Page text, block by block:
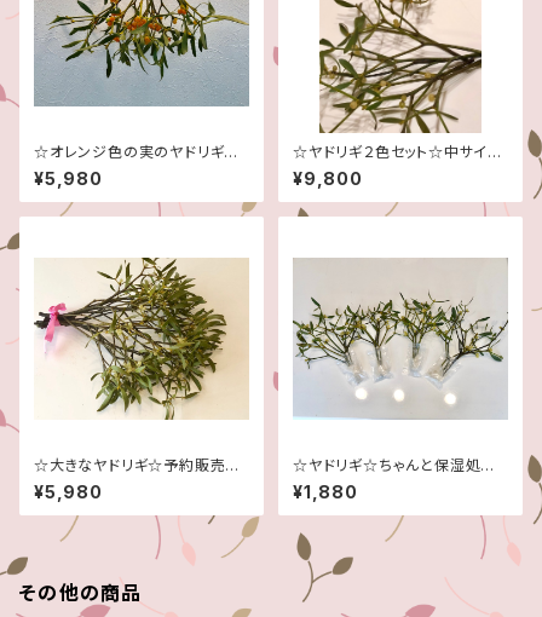
☆オレンジ色の実のヤドリギ☆
希少！☆予約販売☆１１月～２月
頃まで☆
¥5,980
☆ヤドリギ２色セット☆中サイズ
☆予約販売☆１１月～２月頃ま
で☆
¥9,800
☆大きなヤドリギ☆予約販売☆
１１月～２月頃まで☆
¥5,980
☆ヤドリギ☆ちゃんと保湿処理
♫☆とても小ぶりなものを10本
☆クリスマス等に♫☆
¥1,880
その他の商品